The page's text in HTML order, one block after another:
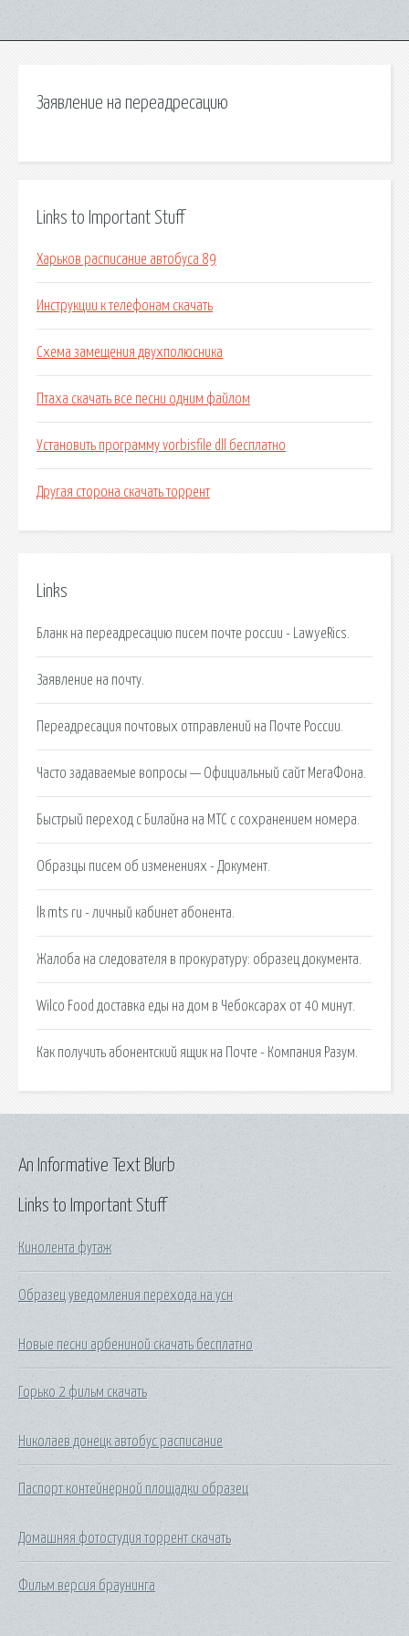
Заявление на переадресацию
Links to Important Stuff
Харьков расписание автобуса 89
Инструкции к телефонам скачать
Схема замещения двухполюсника
Птаха скачать все песни одним файлом
Установить программу vorbisfile dll бесплатно
Другая сторона скачать торрент
Links
Бланк на переадресацию писем почте россии - LawyeRics.
Заявление на почту.
Переадресация почтовых отправлений на Почте России.
Часто задаваемые вопросы — Официальный сайт МегаФона.
Быстрый переход с Билайна на МТС с сохранением номера.
Образцы писем об изменениях - Документ.
lk mts ru - личный кабинет абонента.
Жалоба на следователя в прокуратуру: образец документа.
Wilco Food доставка еды на дом в Чебоксарах от 40 минут.
Как получить абонентский ящик на Почте - Компания Разум.
Links to Important Stuff
Кинолента футаж
Образец уведомления перехода на усн
Новые песни арбениной скачать бесплатно
Горько 2 фильм скачать
Николаев донецк автобус расписание
Паспорт контейнерной площадки образец
Домашняя фотостудия торрент скачать
Фильм версия браунинга
An Informative Text Blurb